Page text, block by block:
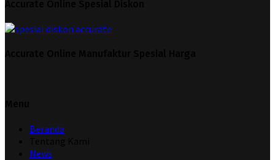
Beranda
News